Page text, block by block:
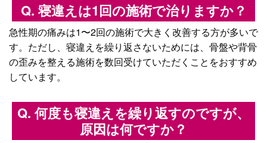
Q. 寝違えは1回の施術で治りますか？
急性期の痛みは1〜2回の施術で大きく改善する方が多いで
す。ただし、寝違えを繰り返さないためには、骨盤や背骨
の歪みを整える施術を数回受けていただくことをおすすめ
しています。
Q. 何度も寝違えを繰り返すのですが、
原因は何ですか？